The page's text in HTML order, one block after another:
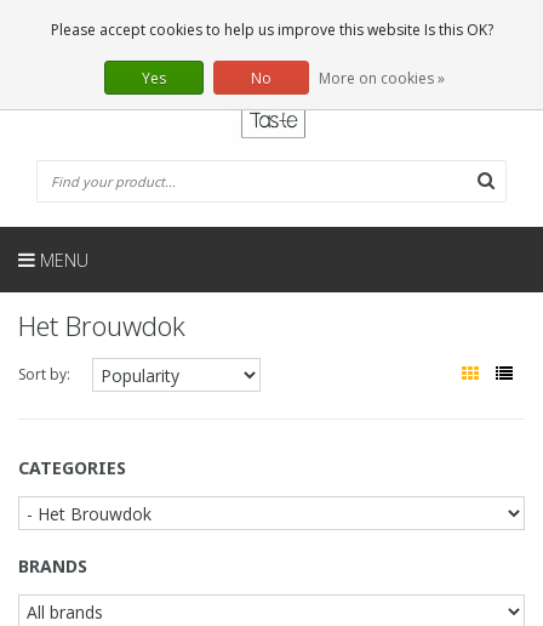
0 Articles
EN
MENU
Het Brouwdok
Sort by:
CATEGORIES
BRANDS
Please accept cookies to help us improve this website Is this OK?
Yes No More on cookies »